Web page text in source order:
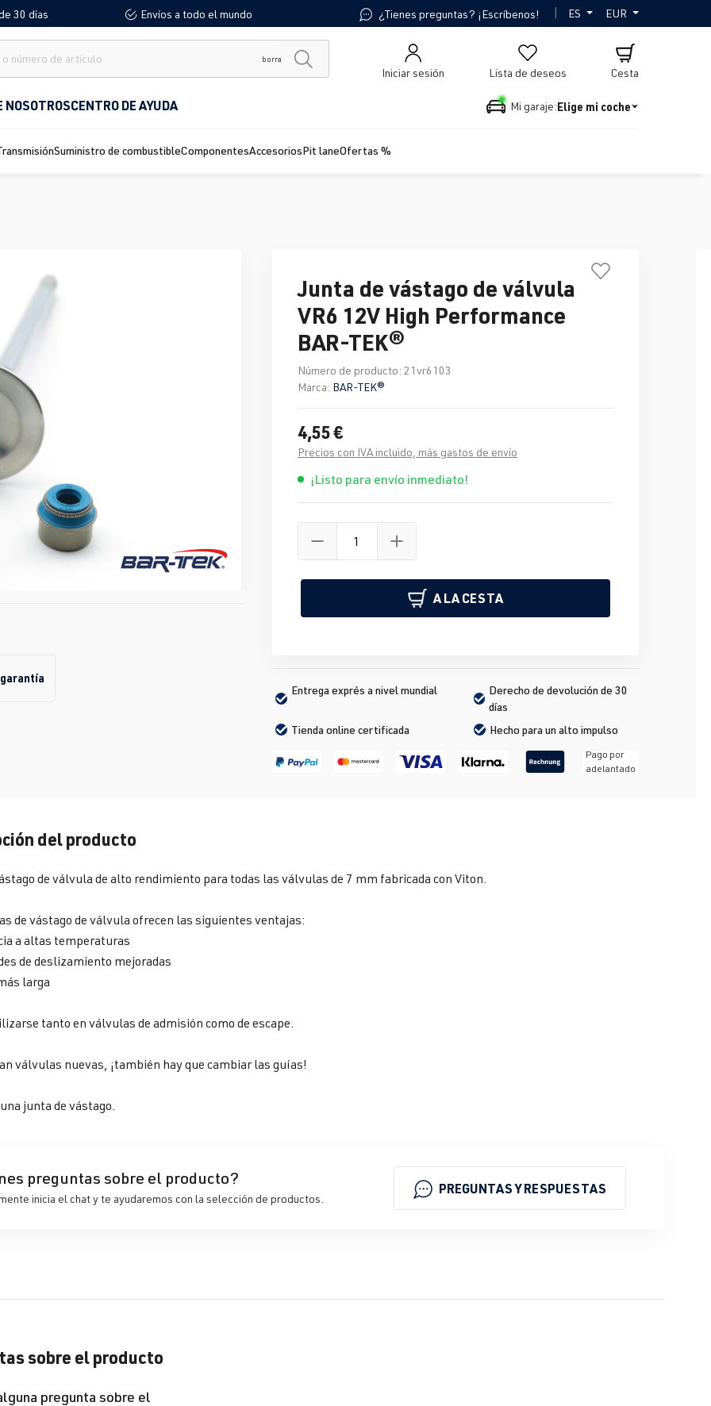
30 días Envíos a todo el mundo ¿Tienes preguntas? ¡Escríbenos! | ES EUR
borra
Lista de deseos
Iniciar sesión Cesta
NOSOTROSCENTRO DE AYUDA Mi garaje:Elige mi coche
Suministro de combustibleComponentesAccesoriosPit laneOfertas %
Junta de vástago de válvula
VR6 12V High Performance
BAR-TEK®
Número de producto: 21vr6103
Marca: BAR-TEK®
4,55 €
Precios con IVA incluido, más gastos de envío
¡Listo para envío inmediato!
A LA CESTA
Entrega exprés a nivel mundial
Derecho de devolución de 30
días
Tienda online certificada
Hecho para un alto impulso
Pago por
adelantado
del producto
de válvula de alto rendimiento para todas las válvulas de 7 mm fabricada con Viton.
de vástago de válvula ofrecen las siguientes ventajas:
a altas temperaturas
de deslizamiento mejoradas
larga
tanto en válvulas de admisión como de escape.
válvulas nuevas, ¡también hay que cambiar las guías!
junta de vástago.
preguntas sobre el producto?
inicia el chat y te ayudaremos con la selección de productos.
PREGUNTAS Y RESPUESTAS
sobre el producto
pregunta sobre el